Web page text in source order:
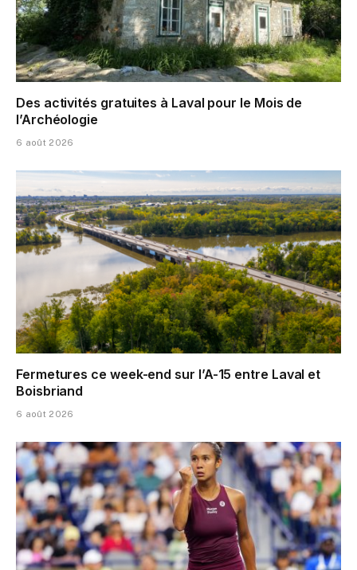
Des activités gratuites à Laval pour le Mois de
l’Archéologie
6 août 2026
Fermetures ce week-end sur l’A-15 entre Laval et
Boisbriand
6 août 2026